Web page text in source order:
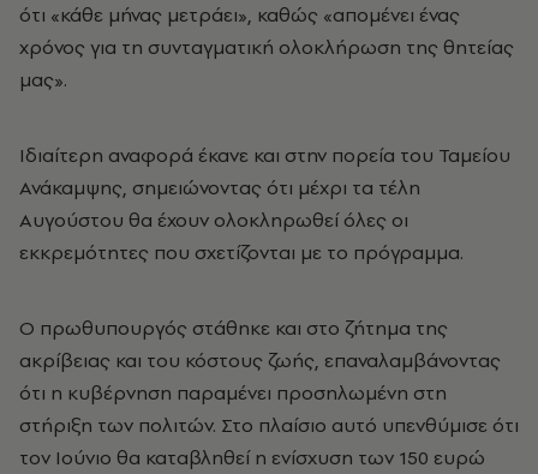
ότι «κάθε μήνας μετράει», καθώς «απομένει ένας
χρόνος για τη συνταγματική ολοκλήρωση της θητείας
μας».
Ιδιαίτερη αναφορά έκανε και στην πορεία του Ταμείου
Ανάκαμψης, σημειώνοντας ότι μέχρι τα τέλη
Αυγούστου θα έχουν ολοκληρωθεί όλες οι
εκκρεμότητες που σχετίζονται με το πρόγραμμα.
Ο πρωθυπουργός στάθηκε και στο ζήτημα της
ακρίβειας και του κόστους ζωής, επαναλαμβάνοντας
ότι η κυβέρνηση παραμένει προσηλωμένη στη
στήριξη των πολιτών. Στο πλαίσιο αυτό υπενθύμισε ότι
τον Ιούνιο θα καταβληθεί η ενίσχυση των 150 ευρώ